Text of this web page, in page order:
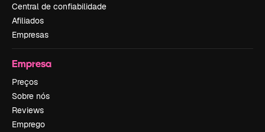
Central de confiabilidade
Afiliados
Empresas
Empresa
Preços
Sobre nós
Reviews
Emprego